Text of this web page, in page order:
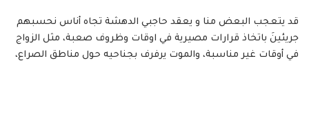
قد يتعجب البعض منا و يعقد حاجبي الدهشة تجاه أناس نحسبهم
جريئينَ باتخاذ قرارات مصيرية في اوقات وظروف صعبة، مثل الزواج
في أوقات غير مناسبة، والموت يرفرف بجناحيه حول مناطق الصراع،